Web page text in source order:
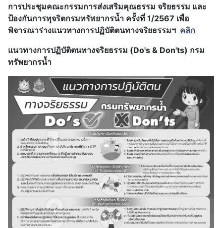
การประชุมคณะกรรมการส่งเสริมคุณธรรม จริยธรรม และ
ป้องกันการทุจริตกรมทรัพยากรน้ำ ครั้งที่ 1/2567 เพื่อ
พิจารณาร่างแนวทางการปฏิบัติตนทางจริยธรรมฯ คลิก
แนวทางการปฏิบัติตนทางจริยธรรม (Do's & Don'ts) กรม
ทรัพยากรน้ำ